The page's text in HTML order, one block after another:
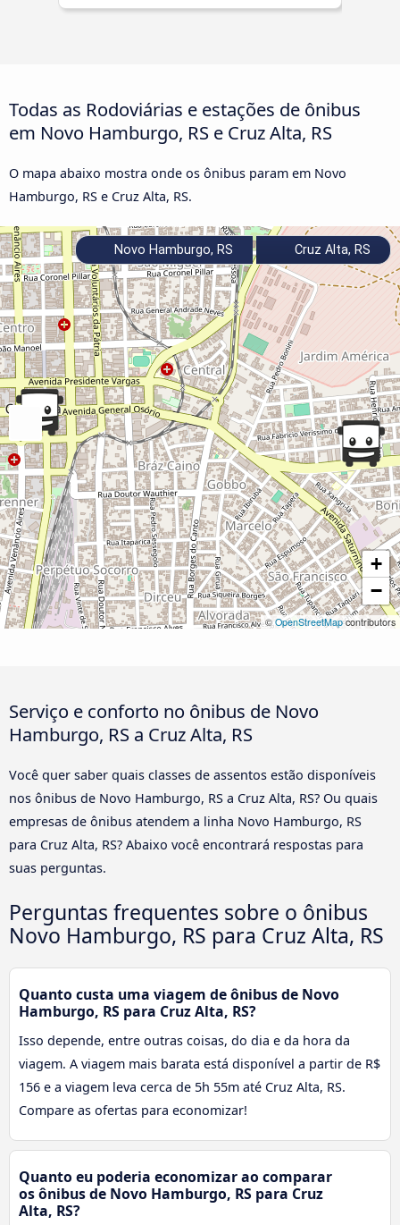
Todas as Rodoviárias e estações de ônibus
em Novo Hamburgo, RS e Cruz Alta, RS
O mapa abaixo mostra onde os ônibus param em Novo
Hamburgo, RS e Cruz Alta, RS.
+
−
© OpenStreetMapcontributors
Novo Hamburgo, RS Cruz Alta, RS
Serviço e conforto no ônibus de Novo
Hamburgo, RS a Cruz Alta, RS
Você quer saber quais classes de assentos estão disponíveis
nos ônibus de Novo Hamburgo, RS a Cruz Alta, RS? Ou quais
empresas de ônibus atendem a linha Novo Hamburgo, RS
para Cruz Alta, RS? Abaixo você encontrará respostas para
suas perguntas.
Perguntas frequentes sobre o ônibus
Novo Hamburgo, RS para Cruz Alta, RS
Quanto custa uma viagem de ônibus de Novo
Hamburgo, RS para Cruz Alta, RS?
Isso depende, entre outras coisas, do dia e da hora da
viagem. A viagem mais barata está disponível a partir de R$
156 e a viagem leva cerca de 5h 55m até Cruz Alta, RS.
Compare as ofertas para economizar!
Quanto eu poderia economizar ao comparar
os ônibus de Novo Hamburgo, RS para Cruz
Alta, RS?